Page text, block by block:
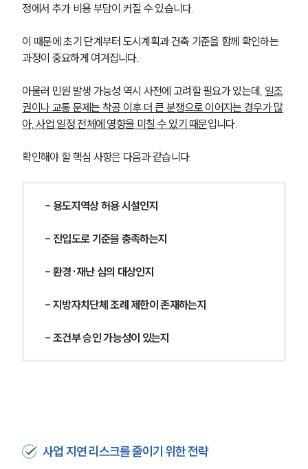
정에서 추가 비용 부담이 커질 수 있습니다.
이 때문에 초기 단계부터 도시계획과 건축 기준을 함께 확인하는
과정이 중요하게 여겨집니다.
아울러 민원 발생 가능성 역시 사전에 고려할 필요가 있는데, 일조
권이나 교통 문제는 착공 이후 더 큰 분쟁으로 이어지는 경우가 많
아, 사업 일정 전체에 영향을 미칠 수 있기 때문입니다.
확인해야 할 핵심 사항은 다음과 같습니다.
- 용도지역상 허용 시설인지
- 진입도로 기준을 충족하는지
- 환경·재난 심의 대상인지
- 지방자치단체 조례 제한이 존재하는지
- 조건부 승인 가능성이 있는지
사업 지연 리스크를 줄이기 위한 전략